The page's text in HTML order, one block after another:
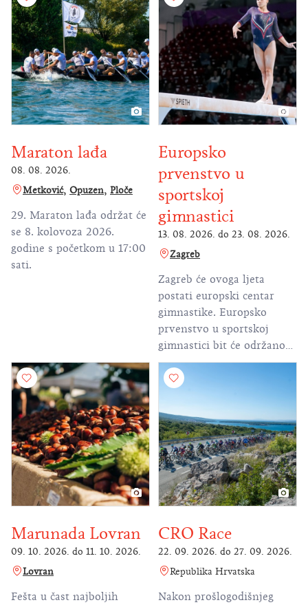
Maraton lađa
08. 08. 2026.
Metković Opuzen Ploče
29. Maraton lađa održat će
se 8. kolovoza 2026.
godine s početkom u 17:00
sati.
Europsko
prvenstvo u
sportskoj
gimnastici
13. 08. 2026. do 23. 08. 2026.
Zagreb
Zagreb će ovoga ljeta
postati europski centar
gimnastike. Europsko
prvenstvo u sportskoj
gimnastici bit će održano
od 13. do 23. kolovoza u
Areni Zagreb, i to prvi put
u povijesti u Hrvatskoj.
Najveće je to gimnastičko
natjecanje u Zagrebu i
Hrvatskoj u posljednja
četiri desetljeća, konkretno
od Univerzijade 1987.
Marunada Lovran
09. 10. 2026. do 11. 10. 2026.
Lovran
Fešta u čast najboljih
CRO Race
22. 09. 2026. do 27. 09. 2026.
Republika Hrvatska
Nakon prošlogodišnjeg